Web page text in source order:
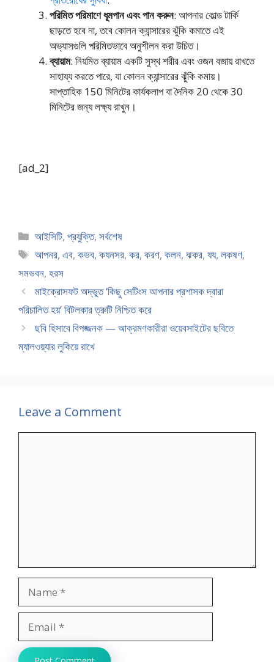
পরিমিত পরিমাণে ধূমপান এবং পান করুন: আপনার কোল্ড টার্কি
ছাড়তে হবে না, তবে কোলন ক্যান্সারের ঝুঁকি কমাতে এই
অভ্যাসগুলি পরিমিতভাবে অনুশীলন করা উচিত।
ব্যায়াম: নিয়মিত ব্যায়াম একটি সুস্থ শরীর এবং ওজন বজায় রাখতে
সাহায্য করতে পারে, যা কোলন ক্যান্সারের ঝুঁকি কমায়।
সাপ্তাহিক 150 মিনিটের কার্যকলাপ বা দৈনিক 20 থেকে 30
মিনিটের জন্য লক্ষ্য রাখুন।
[ad_2]
Categories
আইসিটি,প্রযুক্তি,সর্বশেষ
Tags
আপনর,এব,কভব,কযনসর,কর,করণ,কলন,ঝকর,যয,লকষণ,
সমভবন, হরস
মাইক্রোসফট অদ্ভুত ‘কিছু সেটিংস আপনার প্রশাসক দ্বারা
পরিচালিত হয়’ বিটলকার ত্রুটি নিশ্চিত করে
ছবি হিসাবে বিপজ্জনক — আক্রমণকারীরা ওয়েবসাইটের ছবিতে
ম্যালওয়্যার লুকিয়ে রাখে
Leave a Comment
Website